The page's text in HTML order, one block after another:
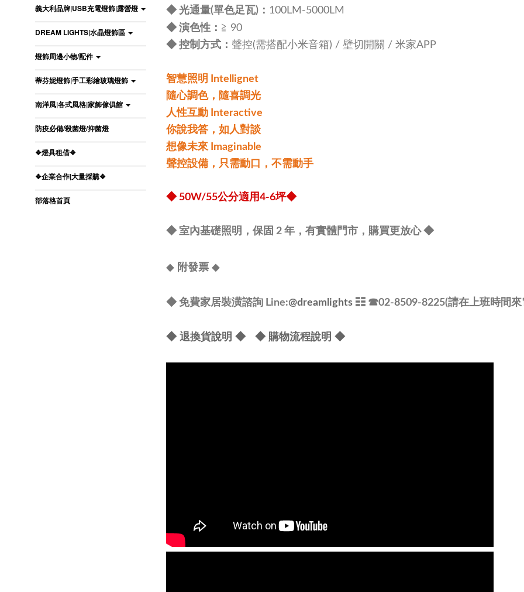
義大利品牌|USB充電燈飾|露營燈
DREAM LIGHTS|水晶燈飾區
燈飾周邊小物/配件
蒂芬妮燈飾|手工彩繪玻璃燈飾
南洋風|各式風格|家飾傢俱館
防疫必備/殺菌燈/抑菌燈
❖燈具租借❖
❖企業合作|大量採購❖
部落格首頁
◆ 光通量(單色足瓦) ： 100LM -5000LM
◆ 演色性 ： ≧ 90
◆ 控制方式 ： 聲控(需搭配小米音箱) / 壁切開關 / 米家APP
智慧照明 Intellignet
隨心調色，隨喜調光
人性互動 Interactive
你說我答，如人對談
想像未來 Imaginable
聲控設備，只需動口，不需動手
◆50W/55公分適用4-6坪◆
◆ 室內基礎照明，保固 2 年，有實體門市，購買更放心◆
◆ 附發票◆
◆ 免費家居裝潢諮詢 Line:@dreamlights ☷ ☎02-8509-8225(請在上班時間
◆ 退換貨說明 ◆ ◆ 購物流程說明 ◆